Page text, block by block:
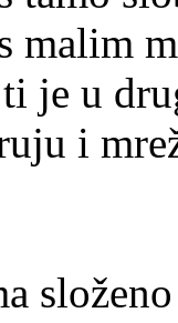
malim
je u
i